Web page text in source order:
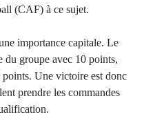
(CAF) à ce sujet.
importance capitale. Le
du groupe avec 10 points,
Une victoire est donc
prendre les commandes